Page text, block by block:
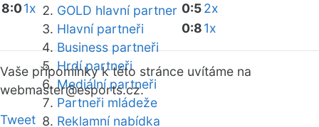
GOLD hlavní partner
Hlavní partneři
Business partneři
Hrdí partneři
Mediální partneři
Partneři mládeže
Reklamní nabídka
8:01x
0:52x
0:81x
Vaše připomínky k této stránce uvítáme na
webmaster@esports.cz.
Tweet